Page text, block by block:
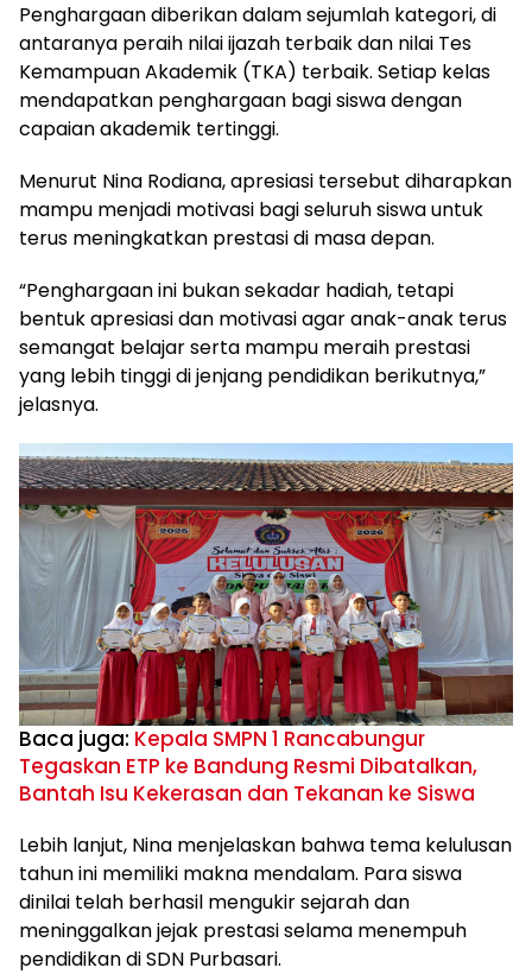
Penghargaan diberikan dalam sejumlah kategori, di
antaranya peraih nilai ijazah terbaik dan nilai Tes
Kemampuan Akademik (TKA) terbaik. Setiap kelas
mendapatkan penghargaan bagi siswa dengan
capaian akademik tertinggi.
Menurut Nina Rodiana, apresiasi tersebut diharapkan
mampu menjadi motivasi bagi seluruh siswa untuk
terus meningkatkan prestasi di masa depan.
“Penghargaan ini bukan sekadar hadiah, tetapi
bentuk apresiasi dan motivasi agar anak-anak terus
semangat belajar serta mampu meraih prestasi
yang lebih tinggi di jenjang pendidikan berikutnya,”
jelasnya.
Baca juga: Kepala SMPN 1 Rancabungur
Tegaskan ETP ke Bandung Resmi Dibatalkan,
Bantah Isu Kekerasan dan Tekanan ke Siswa
Lebih lanjut, Nina menjelaskan bahwa tema kelulusan
tahun ini memiliki makna mendalam. Para siswa
dinilai telah berhasil mengukir sejarah dan
meninggalkan jejak prestasi selama menempuh
pendidikan di SDN Purbasari.